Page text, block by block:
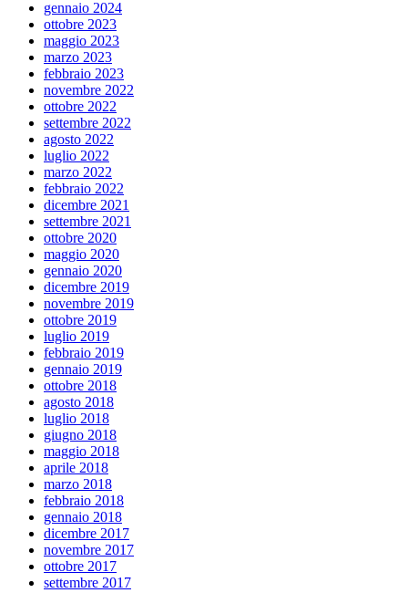
gennaio 2024
ottobre 2023
maggio 2023
marzo 2023
febbraio 2023
novembre 2022
ottobre 2022
settembre 2022
agosto 2022
luglio 2022
marzo 2022
febbraio 2022
dicembre 2021
settembre 2021
ottobre 2020
maggio 2020
gennaio 2020
dicembre 2019
novembre 2019
ottobre 2019
luglio 2019
febbraio 2019
gennaio 2019
ottobre 2018
agosto 2018
luglio 2018
giugno 2018
maggio 2018
aprile 2018
marzo 2018
febbraio 2018
gennaio 2018
dicembre 2017
novembre 2017
ottobre 2017
settembre 2017